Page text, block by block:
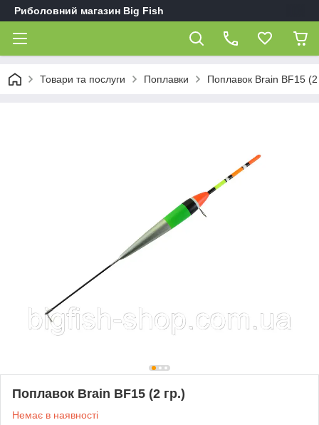
Риболовний магазин Big Fish
Товари та послуги Поплавки Поплавок Brain BF15 (2
Поплавок Brain BF15 (2 гр.)
Немає в наявності